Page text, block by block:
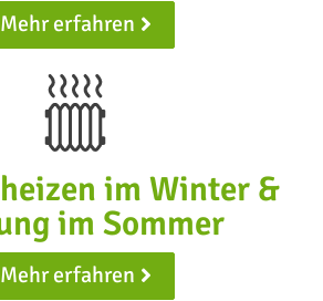
Mehr erfahren
im Winter &
im Sommer
Mehr erfahren